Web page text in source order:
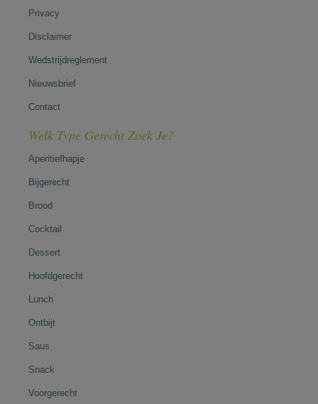
Privacy
Disclaimer
Wedstrijdreglement
Nieuwsbrief
Contact
Welk Type Gerecht Zoek Je?
Aperitiefhapje
Bijgerecht
Brood
Cocktail
Dessert
Hoofdgerecht
Lunch
Ontbijt
Saus
Snack
Voorgerecht